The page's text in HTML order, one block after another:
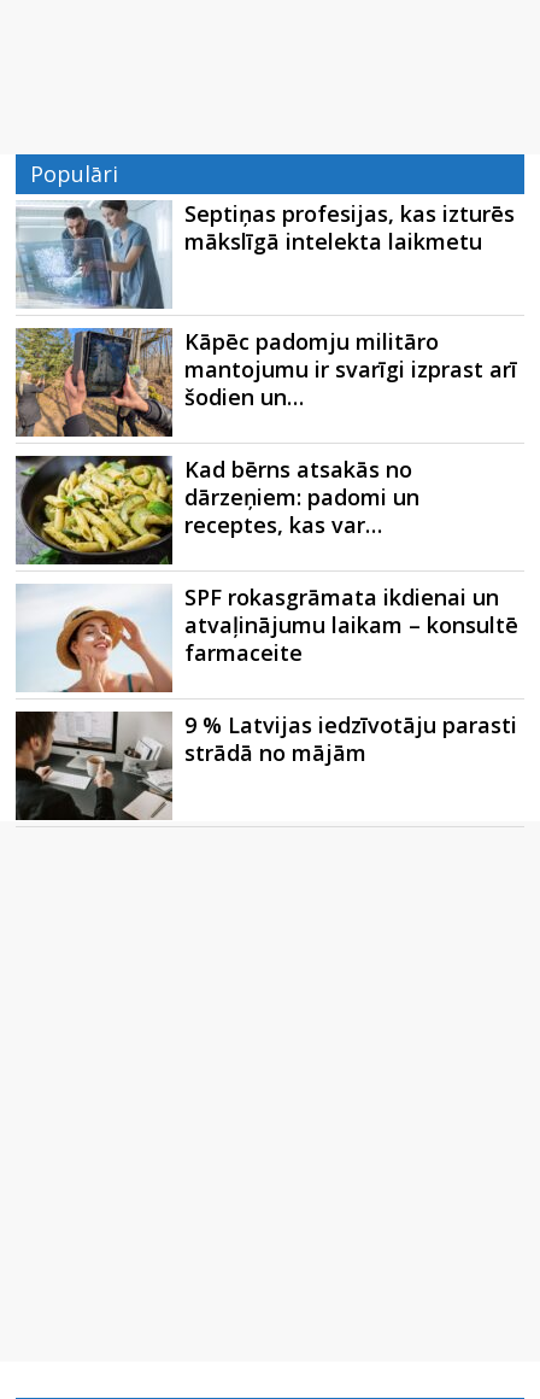
Populāri
Septiņas profesijas, kas izturēs
mākslīgā intelekta laikmetu
Kāpēc padomju militāro
mantojumu ir svarīgi izprast arī
šodien un…
Kad bērns atsakās no
dārzeņiem: padomi un
receptes, kas var…
SPF rokasgrāmata ikdienai un
atvaļinājumu laikam – konsultē
farmaceite
9 % Latvijas iedzīvotāju parasti
strādā no mājām